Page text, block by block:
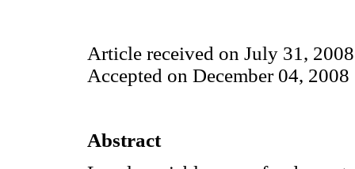
Article received on July 31, 2008
Accepted on December 04, 2008
Abstract